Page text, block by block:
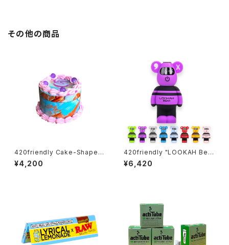
その他の商品
420friendly Cake-Shaped
Metal Grinder (4層構造）グラ
インダー
¥4,200
420friendly "LOOKAH Bea
r" コンパクト×高性能 510 カー
トバッテリー
¥6,420